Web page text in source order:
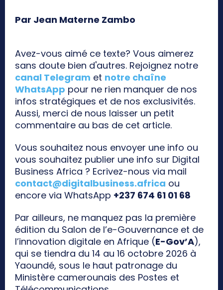
Par Jean Materne Zambo
Avez-vous aimé ce texte? Vous aimerez
sans doute bien d'autres. Rejoignez notre
canal Telegram et notre chaîne
WhatsApp pour ne rien manquer de nos
infos stratégiques et de nos exclusivités.
Aussi, merci de nous laisser un petit
commentaire au bas de cet article.
Vous souhaitez nous envoyer une info ou
vous souhaitez publier une info sur Digital
Business Africa ? Ecrivez-nous via mail
contact@digitalbusiness.africa ou
encore via WhatsApp +237 674 61 01 68
Par ailleurs, ne manquez pas la première
édition du Salon de l’e-Gouvernance et de
l’innovation digitale en Afrique (E-Gov’A),
qui se tiendra du 14 au 16 octobre 2026 à
Yaoundé, sous le haut patronage du
Ministère camerounais des Postes et